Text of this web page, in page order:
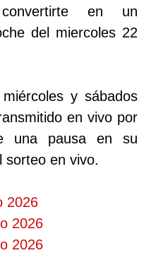
en un
del miercoles 22
y sábados
en vivo por
una pausa en su
sorteo en vivo.
2026
2026
2026